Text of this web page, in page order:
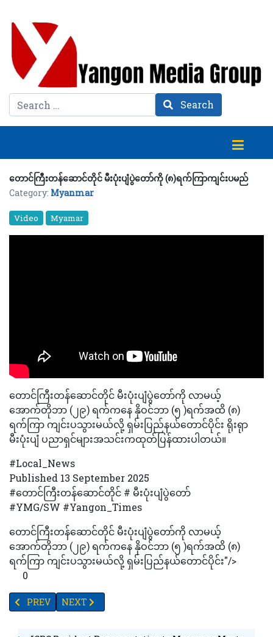
Search Search
တောင်ကြီးတန်ဆောင်တိုင် မီးပုံးပျံပွဲတော်ကို (၈)ရက်ကြာကျင်းပမည်
Category: Myanmar
Video Myamar
တောင်ကြီးတန်ဆောင်တိုင် မီးပုံးပျံပွဲတော်ကို လာမယ့်
အောက်တိုဘာ (၂၉) ရက်ကနေ နိုဝင်ဘာ (၅ )ရက်အထိ (၈)
ရက်ကြာ ကျင်းပသွားမယ်လို့ ရှမ်းပြည်နယ်တောင်ပိုင်း ရိုးရုာ
မီးပုံးပျံ ပညာရှင်များအသင်းကထုတ်ပြန်ထားပါတယ်။
#Local_News
Published 13 September 2025
#တောင်ကြီးတန်ဆောင်တိုင် # မီးပုံးပျံပွဲတော်
#YMG/SW #Yangon_Times
တောင်ကြီးတန်ဆောင်တိုင် မီးပုံးပျံပွဲတော်ကို လာမယ့်
အောက်တိုဘာ (၂၉) ရက်ကနေ နိုဝင်ဘာ (၅ )ရက်အထိ (၈)
ရက်ကြာ ကျင်းပသွားမယ်လို့ ရှမ်းပြည်နယ်တောင်ပိုင်း"/>
0
PREVIOUS ARTICLE: ပြန်လည်ဖွင့်လှစ်ခဲ့သည့် SAFE FOOD
PREV NEXT ARTICLE: TV YANGON TIMES ရဲ့ နေ့စဉ်
NEXT